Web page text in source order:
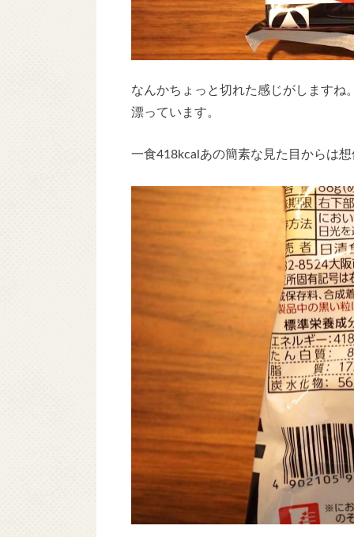
なんかちょっと切れた感じがしますね
漂っています。
一食418kcalあの簡素な見た目からは